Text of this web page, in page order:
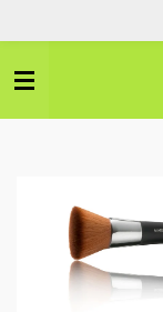
direct
naar
de
hoofdinhoud